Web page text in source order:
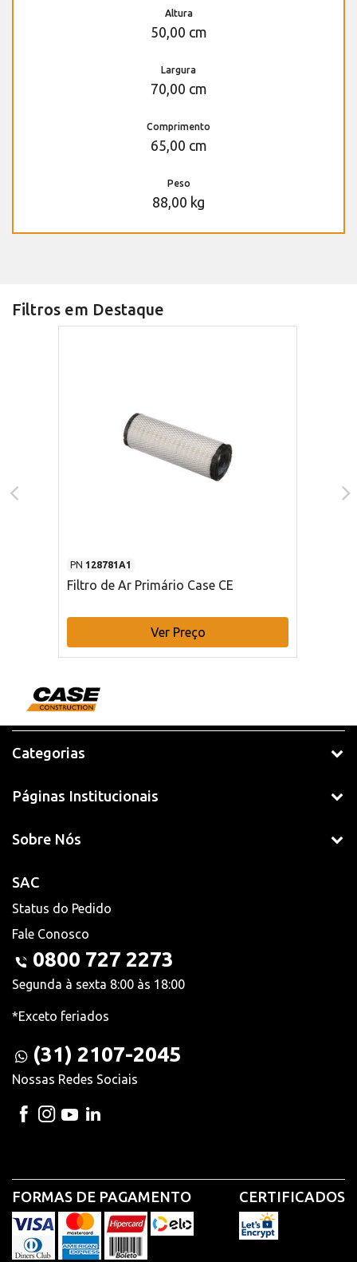
Altura
50,00 cm
Largura
70,00 cm
Comprimento
65,00 cm
Peso
88,00 kg
Filtros em Destaque
PN 128781A1
Filtro de Ar Primário Case CE
Ver Preço
Categorias
Páginas Institucionais
Sobre Nós
SAC
Status do Pedido
Fale Conosco
0800 727 2273
Segunda à sexta 8:00 às 18:00
*Exceto feriados
(31) 2107-2045
Nossas Redes Sociais
FORMAS DE PAGAMENTO CERTIFICADOS